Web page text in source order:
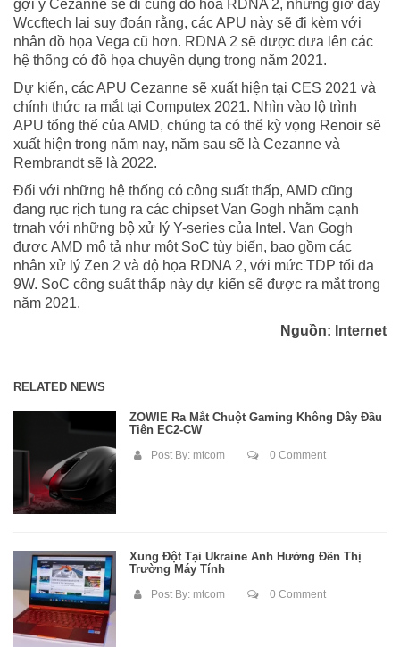
gợi ý Cezanne sẽ đi cùng đồ hòa RDNA 2, nhưng giờ đây
Wccftech lại suy đoán rằng, các APU này sẽ đi kèm với
nhân đồ họa Vega cũ hơn. RDNA 2 sẽ được đưa lên các
hệ thống có đồ họa chuyên dụng trong năm 2021.
Dự kiến, các APU Cezanne sẽ xuất hiện tại CES 2021 và
chính thức ra mắt tại Computex 2021. Nhìn vào lộ trình
APU tổng thể của AMD, chúng ta có thể kỳ vọng Renoir sẽ
xuất hiện trong năm nay, năm sau sẽ là Cezanne và
Rembrandt sẽ là 2022.
Đối với những hệ thống có công suất thấp, AMD cũng
đang rục rịch tung ra các chipset Van Gogh nhằm cạnh
trnah với những bộ xử lý Y-series của Intel. Van Gogh
được AMD mô tả như một SoC tùy biến, bao gồm các
nhân xử lý Zen 2 và độ họa RDNA 2, với mức TDP tối đa
9W. SoC công suất thấp này dự kiến sẽ được ra mắt trong
năm 2021.
Nguồn: Internet
RELATED NEWS
ZOWIE Ra Mắt Chuột Gaming Không Dây Đầu
Tiên EC2-CW
Post By: mtcom 0 Comment
Xung Đột Tại Ukraine Ảnh Hưởng Đến Thị
Trường Máy Tính
Post By: mtcom 0 Comment